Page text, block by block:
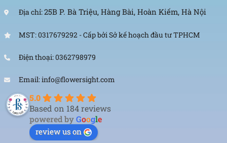
Đánh giá product này
Địa chỉ:25B P. Bà Triệu, Hàng Bài, Hoàn Kiếm, Hà Nội
MST: 0317679292 - Cấp bởi Sở kế hoạch đầu tư TPHCM
Điện thoại: 0362798979
Email: info@flowersight.com
5.0
Based on 184 reviews
powered byGoogle
review us on